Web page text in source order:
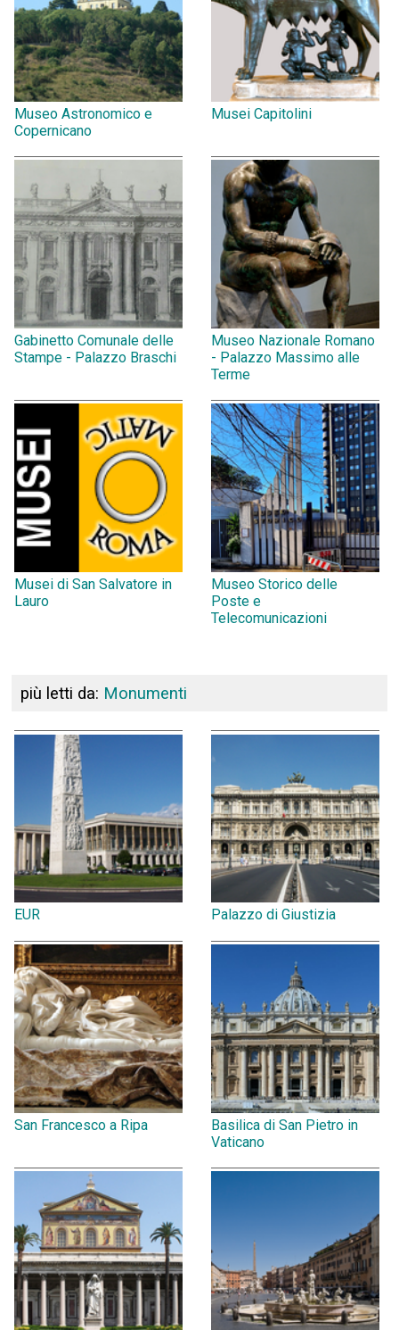
Museo Astronomico e
Copernicano
Musei Capitolini
Gabinetto Comunale delle
Stampe - Palazzo Braschi
Museo Nazionale Romano
- Palazzo Massimo alle
Terme
Musei di San Salvatore in
Lauro
Museo Storico delle
Poste e
Telecomunicazioni
più letti da: Monumenti
EUR Palazzo di Giustizia
San Francesco a Ripa
Basilica di San Pietro in
Vaticano